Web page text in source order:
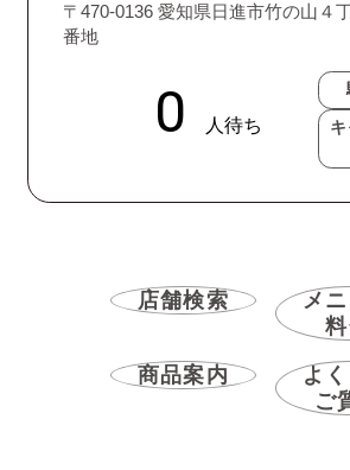
〒470-0136 愛知県日進市竹の山４
番地
店舗検索
メ
商品案内
よ
ご